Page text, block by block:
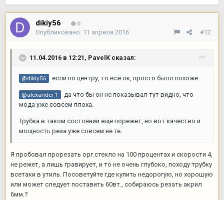
dikiy56 0
#12
Опубликовано: 11 апреля 2016
11.04.2016 в 12:21, PavelK сказал:
@dikiy56 если по центру, то всё ок, просто было похоже.
@alexander-1
да что бы он не показывал тут видно, что
мода уже совсем плоха.
Трубка в таком состоянии ещё порежет, но вот качество и
мощность реза уже совсем не те.
Я пробовал прорезать орг.стекло на 100 процентах и скорости 4,
не режет, а лишь гравирует, и то не очень глубоко, походу трубку
всетаки в утиль. Посоветуйте где купить недорогую, но хорошую
или может следует поставить 60вт., собираюсь резать акрил
6мм.?